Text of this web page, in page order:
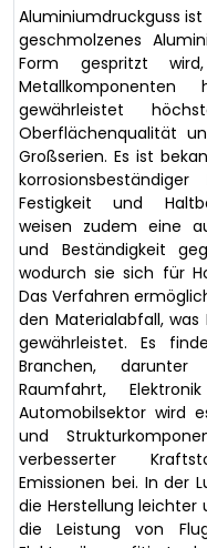
Aluminiumdruckguss
geschmolzenes
Form gespritzt
Metallkomponenten
gewährleistet
Oberflächenqualität
Großserien. Es ist
Festigkeit und
weisen zudem eine
und Beständigkeit
wodurch sie sich für
Das Verfahren
den Materialabfall,
gewährleistet. Es
Branchen,
Raumfahrt,
Automobilsektor wird
und
verbesserter
Emissionen bei. In der
die Herstellung leichter
die Leistung von